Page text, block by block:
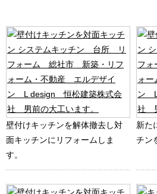
壁付けキッチンを解体撤去し対
面キッチンにリフォームしま
す。
新た
チン